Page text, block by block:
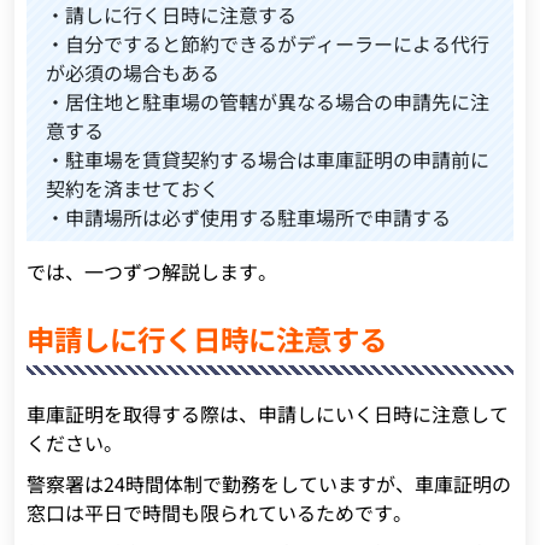
・請しに行く日時に注意する
・自分ですると節約できるがディーラーによる代行
が必須の場合もある
・居住地と駐車場の管轄が異なる場合の申請先に注
意する
・駐車場を賃貸契約する場合は車庫証明の申請前に
契約を済ませておく
・申請場所は必ず使用する駐車場所で申請する
では、一つずつ解説します。
申請しに行く日時に注意する
車庫証明を取得する際は、申請しにいく日時に注意して
ください。
警察署は24時間体制で勤務をしていますが、車庫証明の
窓口は平日で時間も限られているためです。